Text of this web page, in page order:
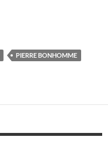
édition de l’occasion
PIERRE BONHOMME